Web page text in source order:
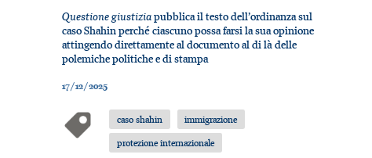
Questione giustiziapubblica il testo dell’ordinanza sul
caso Shahin perché ciascuno possa farsi la sua opinione
attingendo direttamente al documento al di là delle
polemiche politiche e di stampa
17/12/2025
caso shahin
immigrazione
protezione internazionale